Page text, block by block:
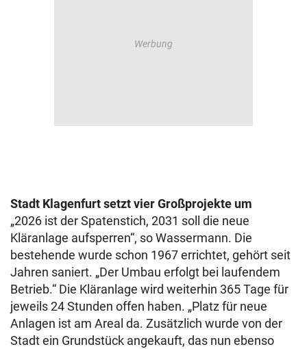
Stadt Klagenfurt setzt vier Großprojekte um
„2026 ist der Spatenstich, 2031 soll die neue
Kläranlage aufsperren“, so Wassermann. Die
bestehende wurde schon 1967 errichtet, gehört seit
Jahren saniert. „Der Umbau erfolgt bei laufendem
Betrieb.“ Die Kläranlage wird weiterhin 365 Tage für
jeweils 24 Stunden offen haben. „Platz für neue
Anlagen ist am Areal da. Zusätzlich wurde von der
Stadt ein Grundstück angekauft, das nun ebenso